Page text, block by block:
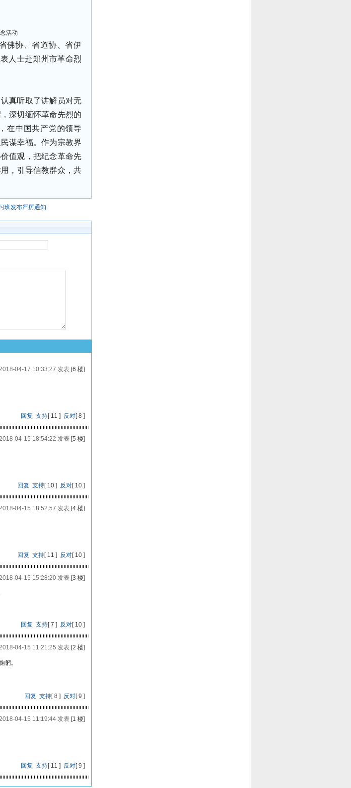
活动
佛协、省道协、省伊
人士赴郑州市革命烈
真听取了讲解员对无
深切缅怀革命先烈的
在中国共产党的领导
谋幸福。作为宗教界
值观，把纪念革命先
，引导信教群众，共
班发布严厉通知
04-17 10:33:27 发表[6 楼]
回复 支持[11 ] 反对[8 ]
04-15 18:54:22 发表[5 楼]
回复 支持[10 ] 反对[10 ]
04-15 18:52:57 发表[4 楼]
回复 支持[11 ] 反对[10 ]
04-15 15:28:20 发表[3 楼]
回复 支持[7 ] 反对[10 ]
04-15 11:21:25 发表[2 楼]
躬。
回复 支持[8 ] 反对[9 ]
04-15 11:19:44 发表[1 楼]
回复 支持[11 ] 反对[9 ]